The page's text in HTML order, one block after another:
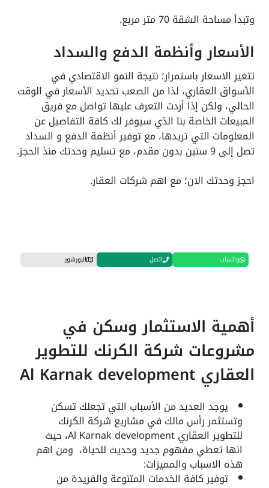
وتبدأ مساحة الشقة 70 متر مربع.
الأسعار وأنظمة الدفع والسداد
تتغير الاسعار باستمرار؛ نتيجة النمو الاقتصادي في
الأسواق العقاري، لذا من الصعب تحديد الأسعار في الوقت
الحالي، ولكن إذا أردت التعرف عليها تواصل مع فريق
المبيعات الخاصة بنا الذي سيوفر لك كافة التفاصيل عن
المعلومات التي تريدها، مع توفير أنظمة الدفع و السداد
تصل إلى 9 سنين بدون مقدم، مع تسليم وحدتك منذ الحجز.
احجز وحدتك الان؛ مع اهم شركات العقار.
واتساب اتصل البورشور
أهمية الاستثمار وسكن في
مشروعات شركة الكرنك للتطوير
العقاري Al Karnak development
يوجد العديد من الأسباب التي تجعلك تسكن
وتستثمر رأس مالك في مشاريع شركة الكرنك
للتطوير العقاري Al Karnak development، حيث
انها تعطي مفهوم جديد وحديث للحياة، ومن اهم
هذه الاسباب والمميزات:
توفير كافة الخدمات المتنوعة والفريدة من